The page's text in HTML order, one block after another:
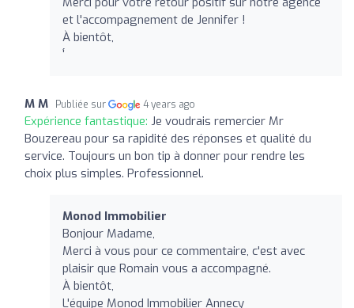
et l'accompagnement de Jennifer !
À bientôt,
'́
M M Publiée sur 4 years ago
Expérience fantastique: Je voudrais remercier Mr
Bouzereau pour sa rapidité des réponses et qualité du
service. Toujours un bon tip à donner pour rendre les
choix plus simples. Professionnel.
Monod Immobilier
Bonjour Madame,
Merci à vous pour ce commentaire, c'est avec
plaisir que Romain vous a accompagné.
À bientôt,
L'équipe Monod Immobilier Annecy